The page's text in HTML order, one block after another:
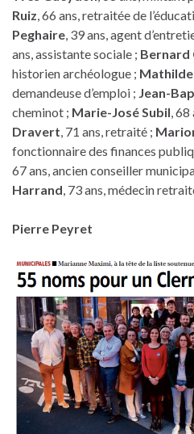
Ruiz, 66 ans, retraitée de
Peghaire, 39 ans, agent
ans, assistante sociale ; Bernard
historien archéologue ;
demandeuse d’emploi ; Jean-
cheminot ; Marie-José Subil, 68
Dravert, 71 ans, retraité ;
fonctionnaire des finances
67 ans, ancien conseiller
Harrand, 73 ans, médecin
Pierre Peyret